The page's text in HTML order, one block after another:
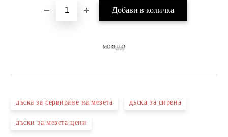
дъска за сервиране на мезета дъска за сирена
дъски за мезета цени